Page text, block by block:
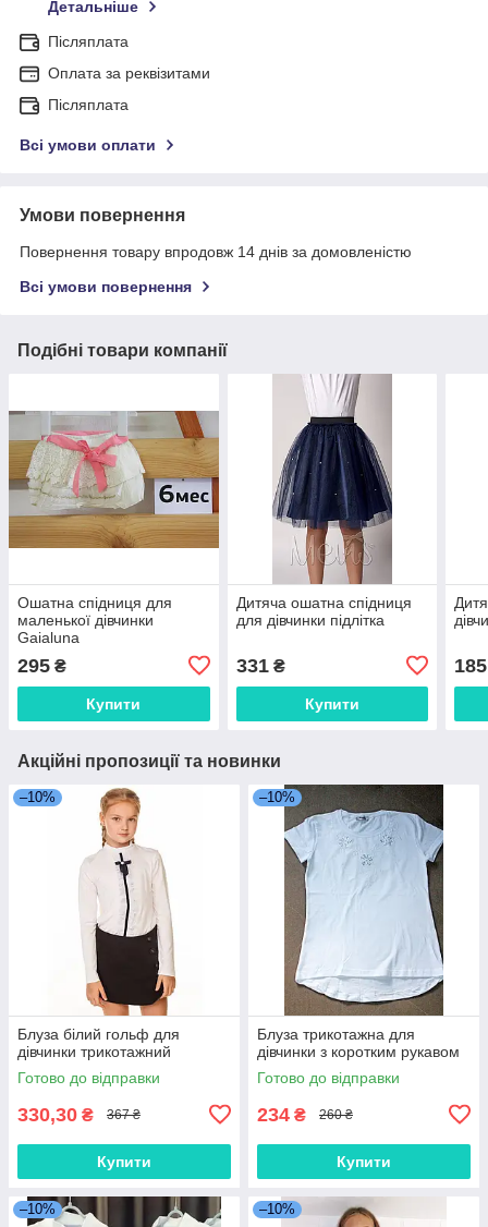
Детальніше
Післяплата
Оплата за реквізитами
Післяплата
Всі умови оплати
Умови повернення
Повернення товару впродовж 14 днів за домовленістю
Всі умови повернення
Подібні товари компанії
Ошатна спідниця для
маленької дівчинки
Gaialuna
295 ₴
Купити
Дитяча ошатна спідниця
для дівчинки підлітка
331₴
Купити
185
Акційні пропозиції та новинки
–10%
Блуза білий гольф для
дівчинки трикотажний
Готово до відправки
330,30 ₴ 367 ₴
Купити
–10%
Блуза трикотажна для
дівчинки з коротким рукавом
Готово до відправки
234 ₴ 260 ₴
Купити
–10% –10%